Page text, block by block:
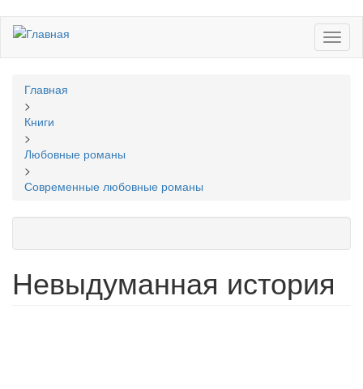
Перейти
основному
Вы
здесь
Главная
>
Книги
>
Любовные романы
>
Современные любовные романы
Невыдуманная история